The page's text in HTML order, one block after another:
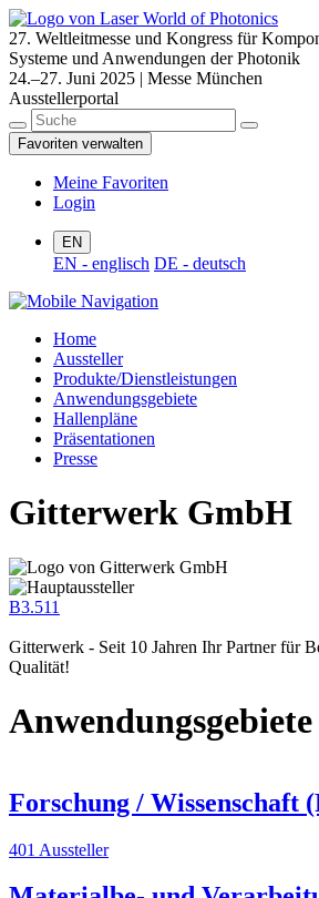
27. Weltleitmesse und Kongress für
Systeme und Anwendungen der Photonik
24.–27. Juni 2025 | Messe München
Ausstellerportal
Favoriten verwalten
Meine Favoriten
Login
EN
EN - englisch DE - deutsch
Home
Aussteller
Produkte/Dienstleistungen
Anwendungsgebiete
Hallenpläne
Präsentationen
Presse
Gitterwerk GmbH
B3.511
Gitterwerk - Seit 10 Jahren Ihr Partner für
Qualität!
Anwendungsgebiete
Forschung / Wissenschaft
401 Aussteller